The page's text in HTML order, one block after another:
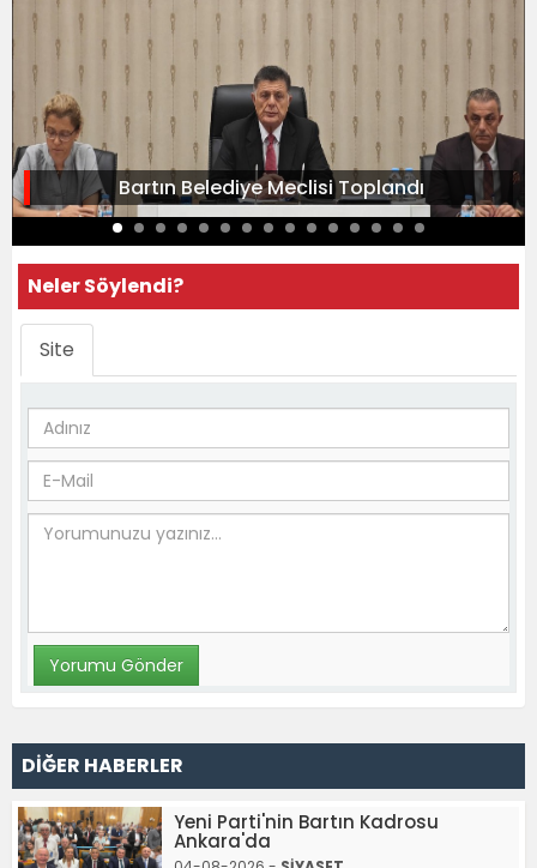
Bartın Belediye Meclisi Toplandı
Neler Söylendi?
Site
DİĞER HABERLER
Yeni Parti'nin Bartın Kadrosu
Ankara'da